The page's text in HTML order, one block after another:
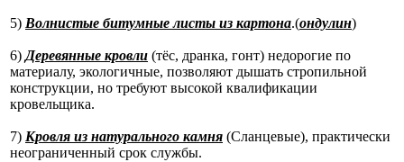
5) Волнистые битумные листы из картона.(ондулин)
6) Деревянные кровли (тёс, дранка, гонт) недорогие по
материалу, экологичные, позволяют дышать стропильной
конструкции, но требуют высокой квалификации
кровельщика.
7) Кровля из натурального камня (Сланцевые), практически
неограниченный срок службы.